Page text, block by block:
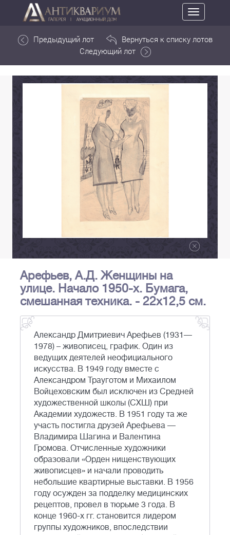
Toggle
navigation
Предыдущий лот
Вернуться к списку лотов
Следующий лот
Арефьев, А.Д. Женщины на
улице. Начало 1950-х. Бумага,
смешанная техника. - 22х12,5 см.
Александр Дмитриевич Арефьев (1931—
1978) – живописец, график. Один из
ведущих деятелей неофициального
искусства. В 1949 году вместе с
Александром Трауготом и Михаилом
Войцеховским был исключен из Средней
художественной школы (СХШ) при
Академии художеств. В 1951 году та же
участь постигла друзей Арефьева —
Владимира Шагина и Валентина
Громова. Отчисленные художники
образовали «Орден нищенствующих
живописцев» и начали проводить
небольшие квартирные выставки. В 1956
году осужден за подделку медицинских
рецептов, провел в тюрьме 3 года. В
конце 1960-х гг. становится лидером
группы художников, впоследствии